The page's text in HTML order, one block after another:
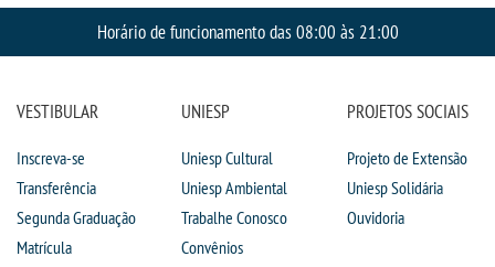
Horário de funcionamento das 08:00 às 21:00
VESTIBULAR
Inscreva-se
Transferência
Segunda Graduação
Matrícula
UNIESP
Uniesp Cultural
Uniesp Ambiental
Trabalhe Conosco
Convênios
PROJETOS SOCIAIS
Projeto de Extensão
Uniesp Solidária
Ouvidoria